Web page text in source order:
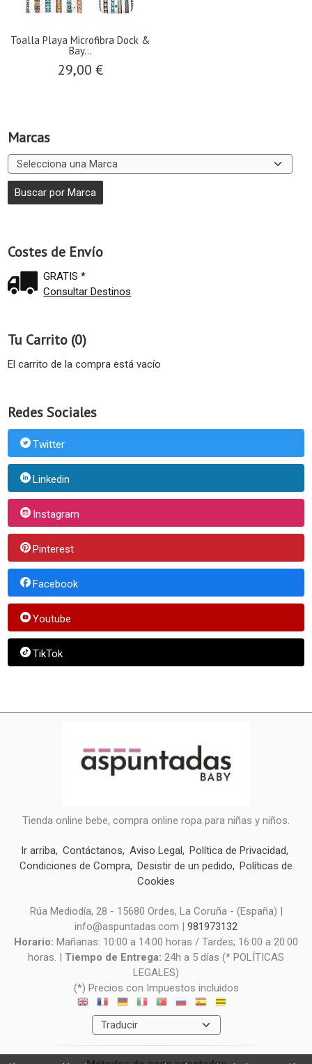
Marcas
Costes de Envío
GRATIS *
Consultar Destinos
Tu Carrito (0)
El carrito de la compra está vacío
Redes Sociales
Twitter
Linkedin
Instagram
Pinterest
Facebook
Youtube
TikTok
Toalla Playa Microfibra Dock &
Bay...
29,00 €
Tienda online bebe, compra online ropa para niñas y niños.
Ir arriba Contáctanos Aviso Legal
Política de Privacidad
Condiciones de Compra Desistir de un pedido
Políticas de
Cookies
Rúa Mediodía, 28 - 15680 Ordes, La Coruña - (España) |
info@aspuntadas.com | 981973132
Horario: Mañanas: 10:00 a 14:00 horas / Tardes; 16:00 a 20:00
horas. | Tiempo de Entrega: 24h a 5 días (* POLÍTICAS
LEGALES)
(*) Precios con Impuestos incluidos